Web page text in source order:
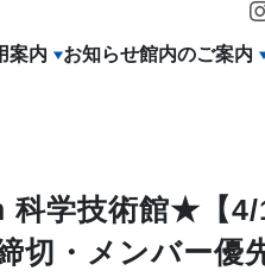
案内 お知らせ館内のご案内
学技術館★【4/
切・メンバー優